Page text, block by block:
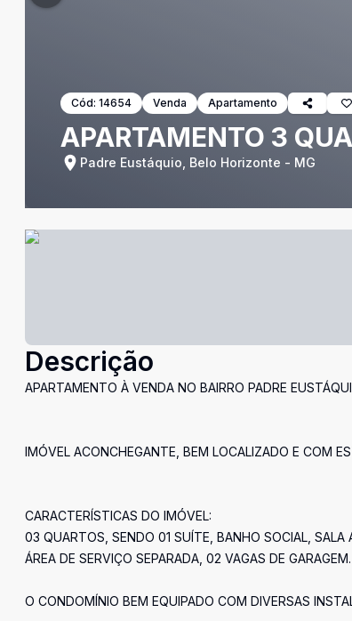
Cód: 14654 Venda Apartamento
APARTAMENTO 3
Padre Eustáquio, Belo Horizonte - MG
Descrição
APARTAMENTO À VENDA NO BAIRRO PADRE
IMÓVEL ACONCHEGANTE, BEM LOCALIZADO E COM
CARACTERÍSTICAS DO IMÓVEL:
03 QUARTOS, SENDO 01 SUÍTE, BANHO SOCIAL, SALA
ÁREA DE SERVIÇO SEPARADA, 02 VAGAS DE GARAGEM.
O CONDOMÍNIO BEM EQUIPADO COM DIVERSAS